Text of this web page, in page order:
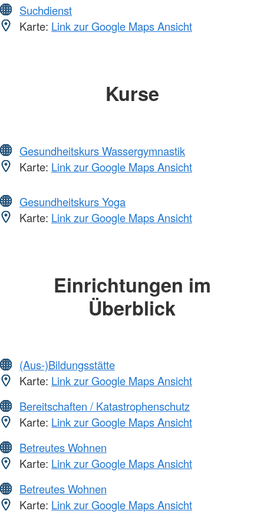
Suchdienst
Karte: Link zur Google Maps Ansicht
Kurse
Gesundheitskurs Wassergymnastik
Karte: Link zur Google Maps Ansicht
Gesundheitskurs Yoga
Karte: Link zur Google Maps Ansicht
Einrichtungen im
Überblick
(Aus-)Bildungsstätte
Karte: Link zur Google Maps Ansicht
Bereitschaften / Katastrophenschutz
Karte: Link zur Google Maps Ansicht
Betreutes Wohnen
Karte: Link zur Google Maps Ansicht
Betreutes Wohnen
Karte: Link zur Google Maps Ansicht